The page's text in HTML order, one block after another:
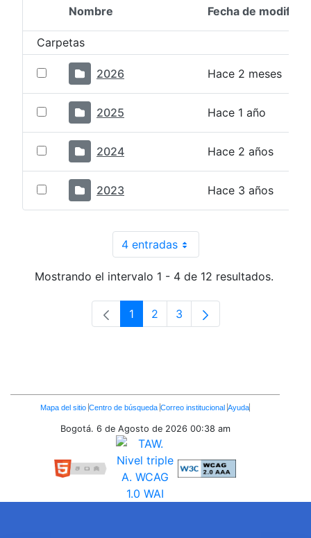
Selección del elemento
Nombre Fecha de
Carpetas
2026 Hace 2 meses
2025 Hace 1 año
2024 Hace 2 años
2023 Hace 3 años
4 entradasPor página
Mostrando el intervalo 1 - 4 de 12 resultados.
Página
1 Página
2 Página
3
Enlaces
Inferiores
Mapa del sitio Centro de búsqueda Correo institucional Ayuda
Bogotá. 6 de Agosto de 2026 00:38 am